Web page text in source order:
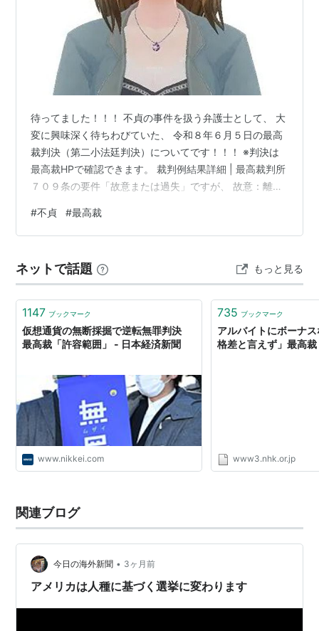
待ってました！！！ 不貞の事件を扱う弁護士として、 大
変に興味深く待ちわびていた、 令和８年６月５日の最高
裁判決（第二小法廷判決）についてです！！！ ※判決は
最高裁HPで確認できます。 裁判例結果詳細 | 最高裁判所
７０９条の要件「故意または過失」ですが、 故意：離婚
とに相当の理由がないこと と、 私の浅い知識では理解し
ていました。 今回の最高裁判例では、 離婚したか否かに
う信じることについて、 相当の理由があったか否かも検
討なさい！！！ と書かれています。 ただの、しがない弁
護士です。 …
#不貞 #最高裁
ネットで話題 もっと見る
1147 ブックマーク
仮想通貨の無断採掘で逆転無罪判決
最高裁「許容範囲」 - 日本経済新聞
www.nikkei.com
735 ブックマーク
アルバイトにボーナ
格差と言えず」最高
www3.nhk.or.jp
関連ブログ
今日の海外新聞 • 3ヶ月前
アメリカは人種に基づく選挙に変わります